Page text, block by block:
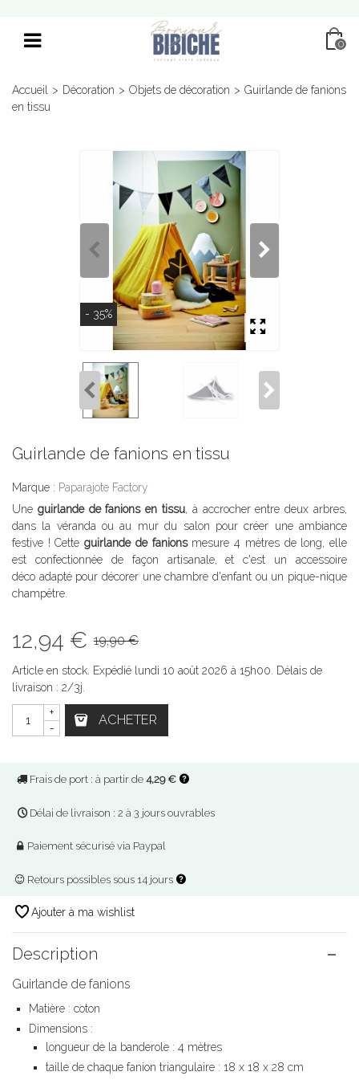
0
Accueil > Décoration > Objets de décoration > Guirlande de fanions
en tissu
- 35%
Guirlande de fanions en tissu
Marque : Paparajote Factory
Une guirlande de fanions en tissu, à accrocher entre deux arbres,
dans la véranda ou au mur du salon pour créer une ambiance
festive ! Cetteguirlande de fanionsmesure 4 mètres de long, elle
est confectionnée de façon artisanale, et c'est un accessoire
déco adapté pour décorer une chambre d'enfant ou un pique-nique
champêtre.
12,94 € 19,90 €
Article en stock. Expédié lundi 10 août 2026 à 15h00. Délais de
livraison : 2/3j.
-
+ ACHETER
Frais de port : à partir de 4,29 €
Délai de livraison : 2 à 3 jours ouvrables
Paiement sécurisé via Paypal
Retours possibles sous 14 jours
Ajouter à ma wishlist
Description
Guirlande de fanions
Matière : coton
Dimensions :
longueur de la banderole : 4 mètres
taille de chaque fanion triangulaire : 18 x 18 x 28 cm